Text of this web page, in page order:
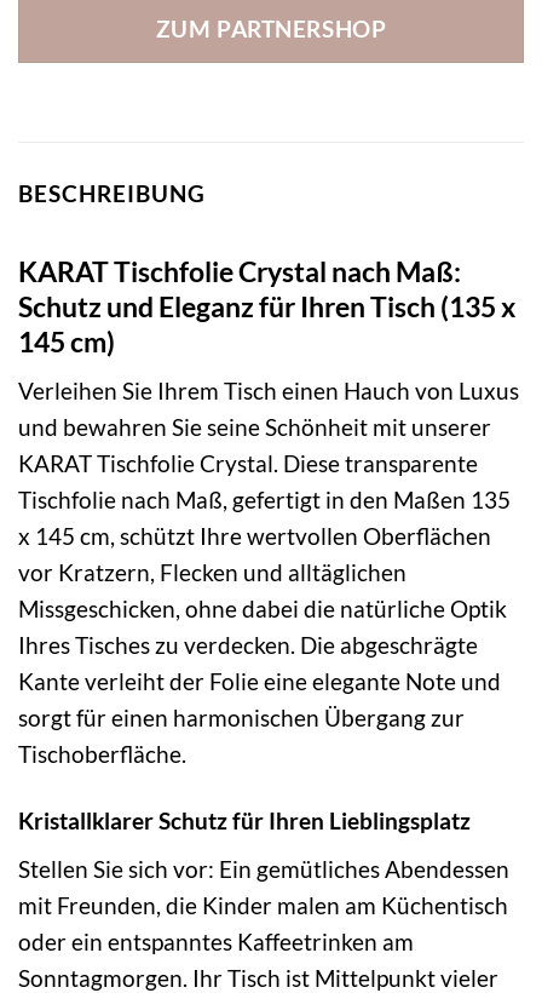
ZUM PARTNERSHOP
BESCHREIBUNG
KARAT Tischfolie Crystal nach Maß:
Schutz und Eleganz für Ihren Tisch (135 x
145 cm)
Verleihen Sie Ihrem Tisch einen Hauch von Luxus
und bewahren Sie seine Schönheit mit unserer
KARAT Tischfolie Crystal. Diese transparente
Tischfolie nach Maß, gefertigt in den Maßen 135
x 145 cm, schützt Ihre wertvollen Oberflächen
vor Kratzern, Flecken und alltäglichen
Missgeschicken, ohne dabei die natürliche Optik
Ihres Tisches zu verdecken. Die abgeschrägte
Kante verleiht der Folie eine elegante Note und
sorgt für einen harmonischen Übergang zur
Tischoberfläche.
Kristallklarer Schutz für Ihren Lieblingsplatz
Stellen Sie sich vor: Ein gemütliches Abendessen
mit Freunden, die Kinder malen am Küchentisch
oder ein entspanntes Kaffeetrinken am
Sonntagmorgen. Ihr Tisch ist Mittelpunkt vieler